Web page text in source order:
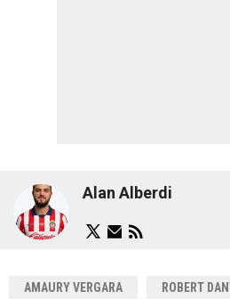
Alan Alberdi
AMAURY VERGARA ROBERT